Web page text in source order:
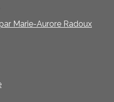
Marie-Aurore Radoux